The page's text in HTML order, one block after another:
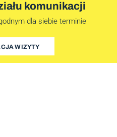
komunikacji
dla siebie terminie
WIZYTY